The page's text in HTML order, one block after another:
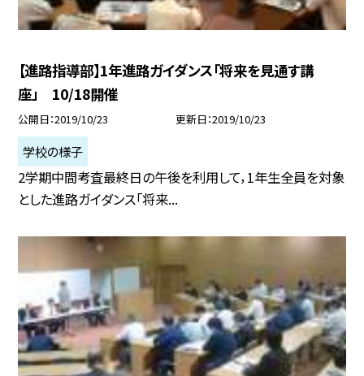
【進路指導部】1年進路ガイダンス「将来を見通す講
座」 10/18開催
公開日 2019/10/23 更新日 2019/10/23
学校の様子
2学期中間考査最終日の午後を利用して，1年生全員を対象
とした進路ガイダンス「将来...